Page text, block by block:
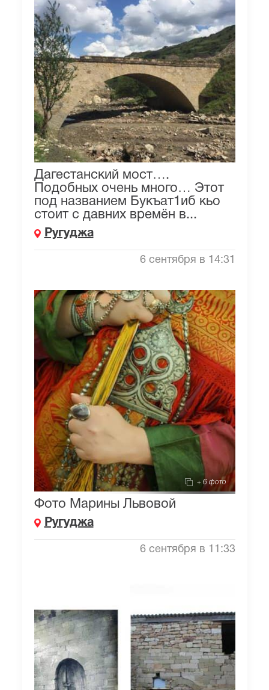
Дагестанский мост….
Подобных очень много… Этот
под названием Букъат1иб кьо
стоит с давних времён в...
Ругуджа
6 сентября в 14:31
+ 6 фото
Фото Марины Львовой
Ругуджа
6 сентября в 11:33